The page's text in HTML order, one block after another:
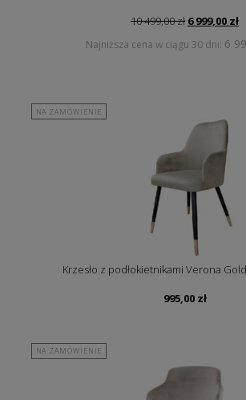
10 499,00zł Pierwotna
wynosiła:
6 999,00 zł
Najniższa cena w ciągu 30 dni: 6
NA ZAMÓWIENIE
Krzesło z podłokietnikami Verona
995,00 zł
NA ZAMÓWIENIE